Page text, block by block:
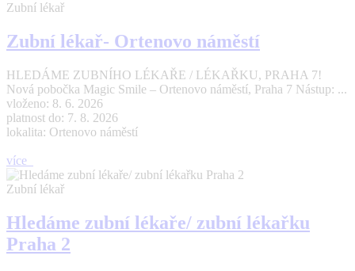
Zubní lékař
Zubní lékař- Ortenovo náměstí
HLEDÁME ZUBNÍHO LÉKAŘE / LÉKAŘKU, PRAHA 7!
Nová pobočka Magic Smile – Ortenovo náměstí, Praha 7 Nástup: ...
vloženo: 8. 6. 2026
platnost do: 7. 8. 2026
lokalita: Ortenovo náměstí
více
Zubní lékař
Hledáme zubní lékaře/ zubní lékařku
Praha 2